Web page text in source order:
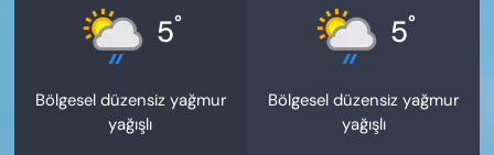
5°
Bölgesel düzensiz yağmur
yağışlı
5°
Bölgesel düzensiz yağmur
yağışlı